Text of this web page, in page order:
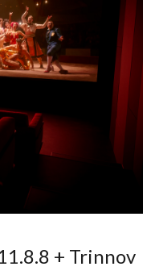
+ Trinnov